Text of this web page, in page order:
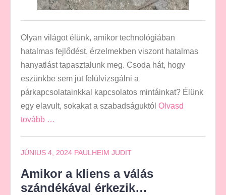
Olyan világot élünk, amikor technológiában
hatalmas fejlődést, érzelmekben viszont hatalmas
hanyatlást tapasztalunk meg. Csoda hát, hogy
eszünkbe sem jut felülvizsgálni a
párkapcsolatainkkal kapcsolatos mintáinkat? Élünk
egy elavult, sokakat a szabadságuktól Olvasd
tovább …
JÚNIUS 4, 2024 PAULHEIM JUDIT
Amikor a kliens a válás
szándékával érkezik…